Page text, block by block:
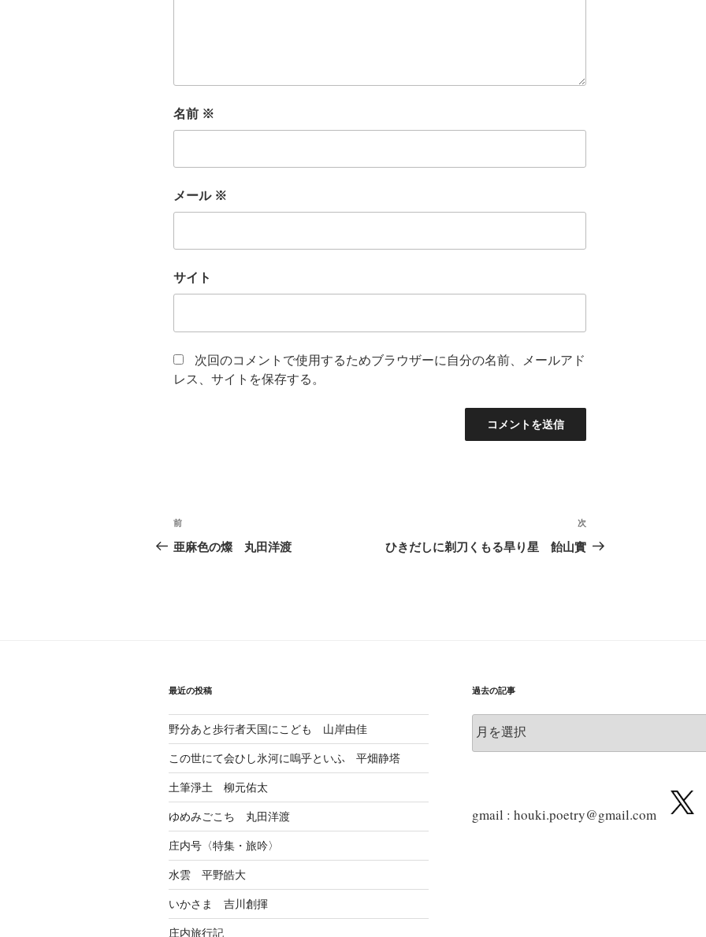
名前 ※
メール ※
サイト
次回のコメントで使用するためブラウザーに自分の名前、メールアド
レス、サイトを保存する。
投
稿
シ
ョ
ン
前
の
前
亜麻色の燦 丸田洋渡
次
の
次
ひきだしに剃刀くもる旱り星 飴山實
最近の投稿
野分あと歩行者天国にこども 山岸由佳
この世にて会ひし氷河に嗚乎といふ 平畑静塔
土筆淨土 柳元佑太
ゆめみごこち 丸田洋渡
庄内号〈特集・旅吟〉
水雲 平野皓大
いかさま 吉川創揮
庄内旅行記
過去の記事
去
gmail : houki.poetry@gmail.com